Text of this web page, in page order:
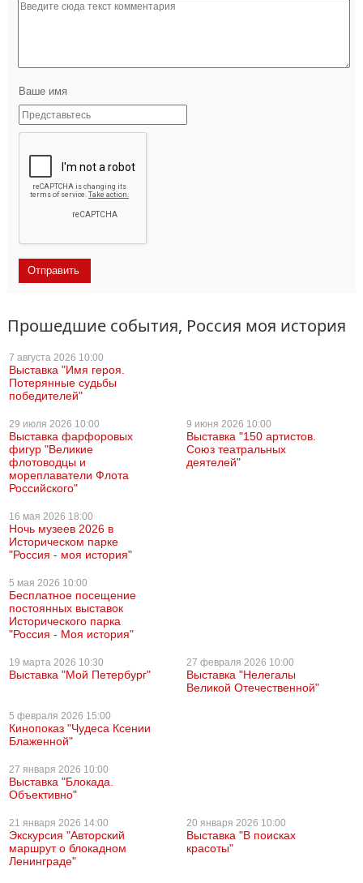
Ваше имя
Прошедшие события, Россия моя история
7 августа 2026 10:00
Выставка "Имя героя.
Потерянные судьбы
победителей"
29 июля 2026 10:00
Выставка фарфоровых
фигур "Великие
флотоводцы и
мореплаватели Флота
Российского"
9 июня 2026 10:00
Выставка "150 артистов.
Союз театральных
деятелей"
16 мая 2026 18:00
Ночь музеев 2026 в
Историческом парке
"Россия - моя история"
5 мая 2026 10:00
Бесплатное посещение
постоянных выставок
Исторического парка
"Россия - Моя история"
19 марта 2026 10:30
Выставка "Мой Петербург"
27 февраля 2026 10:00
Выставка "Нелегалы
Великой Отечественной"
5 февраля 2026 15:00
Кинопоказ "Чудеса Ксении
Блаженной"
27 января 2026 10:00
Выставка "Блокада.
Объективно"
21 января 2026 14:00
Экскурсия "Авторский
маршрут о блокадном
Ленинграде"
20 января 2026 10:00
Выставка "В поисках
красоты"